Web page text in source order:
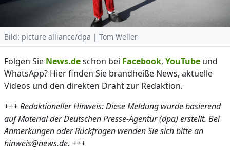
Bild: picture alliance/dpa | Tom Weller
Folgen Sie News.deschon bei Facebook, YouTube und
WhatsApp? Hier finden Sie brandheiße News, aktuelle
Videos und den direkten Draht zur Redaktion.
+++Redaktioneller Hinweis: Diese Meldung wurde basierend
auf Material der Deutschen Presse-Agentur (dpa) erstellt. Bei
Anmerkungen oder Rückfragen wenden Sie sich bitte an
hinweis@news.de. +++